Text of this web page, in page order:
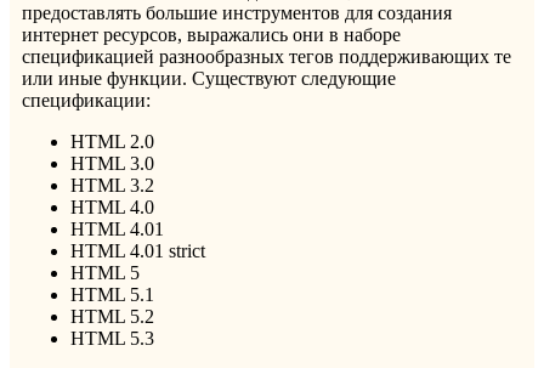
предоставлять большие инструментов для создания
интернет ресурсов, выражались они в наборе
спецификацией разнообразных тегов поддерживающих те
или иные функции. Существуют следующие
спецификации:
HTML 2.0
HTML 3.0
HTML 3.2
HTML 4.0
HTML 4.01
HTML 4.01 strict
HTML 5
HTML 5.1
HTML 5.2
HTML 5.3